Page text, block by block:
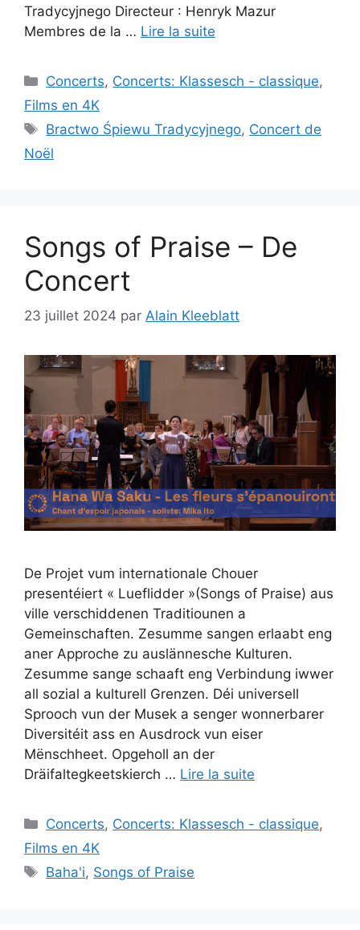
Tradycyjnego Directeur : Henryk Mazur
Membres de la … Lire la suite
Catégories
Concerts, Concerts: Klassesch - classique,
Films en 4K
Étiquettes
Bractwo Śpiewu Tradycyjnego, Concert de
Noël
Songs of Praise – De
Concert
23 juillet 2024 par Alain Kleeblatt
De Projet vum internationale Chouer
presentéiert « Lueflidder »(Songs of Praise) aus
ville verschiddenen Traditiounen a
Gemeinschaften. Zesumme sangen erlaabt eng
aner Approche zu auslännesche Kulturen.
Zesumme sange schaaft eng Verbindung iwwer
all sozial a kulturell Grenzen. Déi universell
Sprooch vun der Musek a senger wonnerbarer
Diversitéit ass en Ausdrock vun eiser
Mënschheet. Opgeholl an der
Dräifaltegkeetskierch … Lire la suite
Catégories
Concerts, Concerts: Klassesch - classique,
Films en 4K
Étiquettes
Baha'i, Songs of Praise